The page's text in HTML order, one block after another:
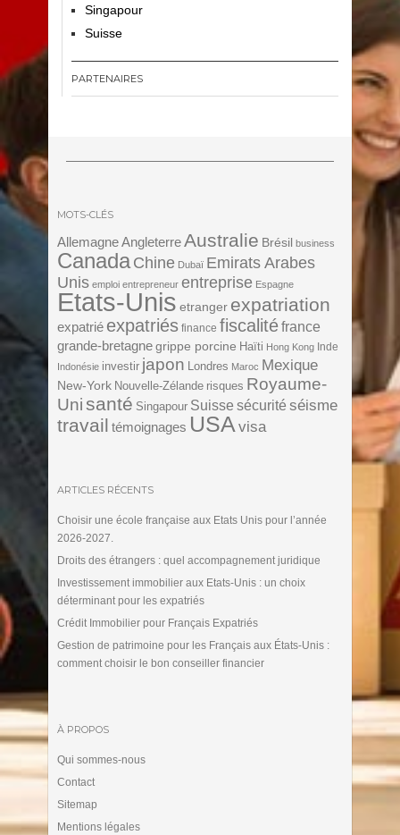
Singapour
Suisse
PARTENAIRES
MOTS-CLÉS
Allemagne AngleterreAustralie Brésil business
Canada Chine Dubaï Emirats Arabes
Unis emploi entrepreneur entreprise Espagne
Etats-Unis etranger expatriation
expatrié expatriés finance fiscalitéfrance
grande-bretagne grippe porcine Haïti Hong Kong Inde
Indonésie investir japon Londres Maroc Mexique
New-York Nouvelle-Zélande risques Royaume-
Unisanté Singapour Suisse sécurité séisme
travail témoignages USA visa
ARTICLES RÉCENTS
Choisir une école française aux Etats Unis pour l’année
2026-2027.
Droits des étrangers : quel accompagnement juridique
Investissement immobilier aux Etats-Unis : un choix
déterminant pour les expatriés
Crédit Immobilier pour Français Expatriés
Gestion de patrimoine pour les Français aux États-Unis :
comment choisir le bon conseiller financier
À PROPOS
Qui sommes-nous
Contact
Sitemap
Mentions légales